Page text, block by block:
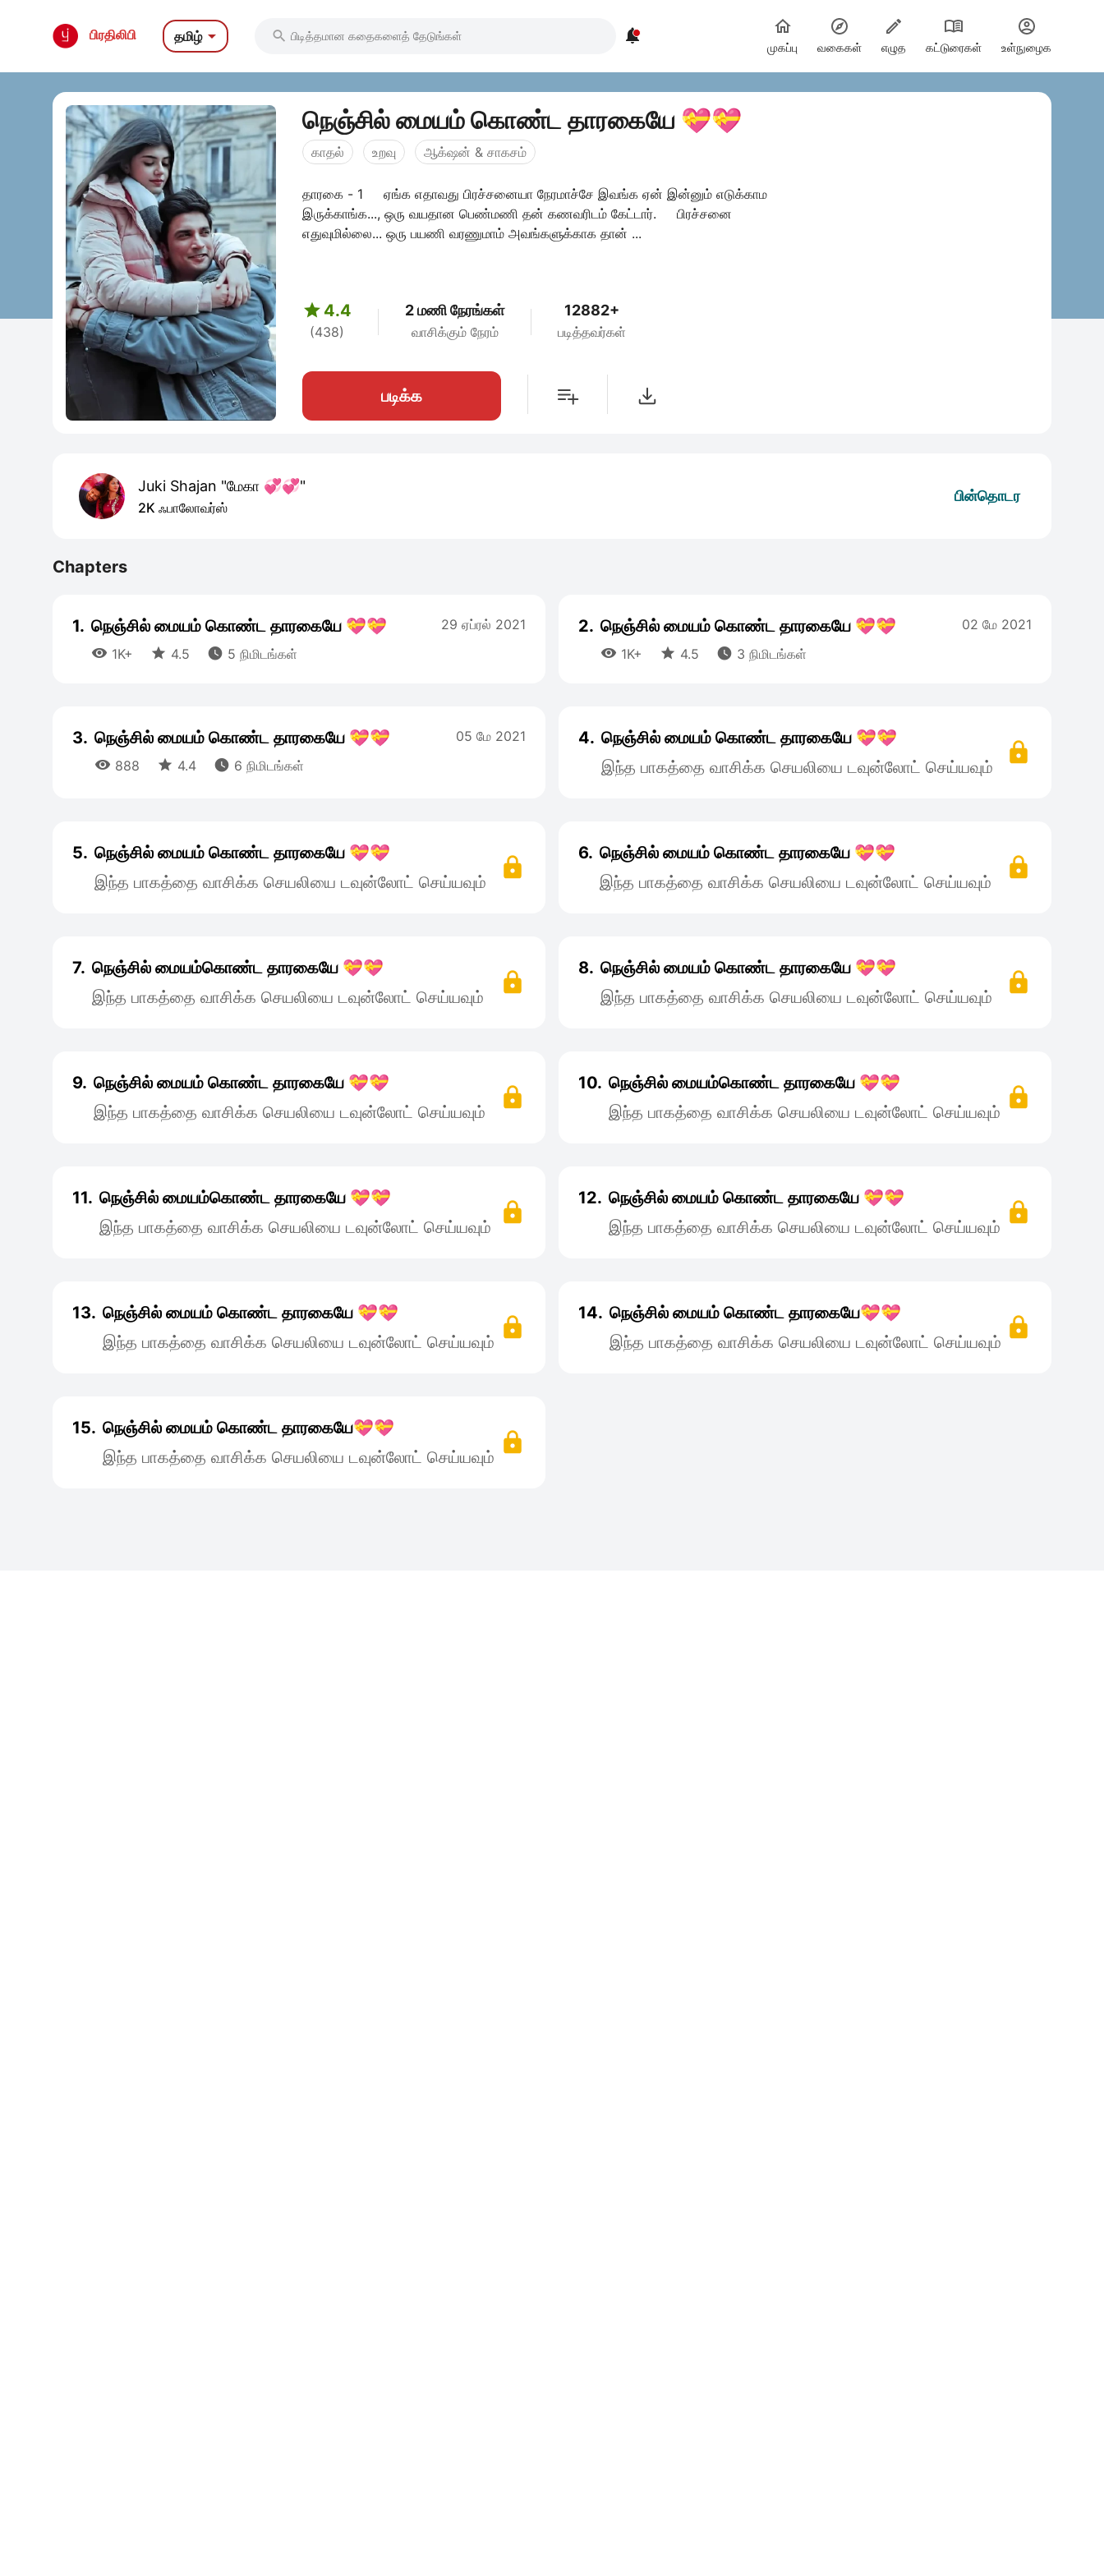
பிரதிலிபி தமிழ்  
முகப்பு வகைகள் எழுத கட்டுரைகள் உள்நுழைக
நெஞ்சில் மையம் கொண்ட தாரகையே 💝💝
காதல் உறவு ஆக்‌ஷன் & சாகசம்
தாரகை - 1 ஏங்க எதாவது பிரச்சனையா நேரமாச்சே இவங்க ஏன் இன்னும் எடுக்காம
இருக்காங்க..., ஒரு வயதான பெண்மணி தன் கணவரிடம் கேட்டார். பிரச்சனை
எதுவுமில்லை... ஒரு பயணி வரணுமாம் அவங்களுக்காக தான் ...
 4.4
(438)
2 மணி நேரங்கள்
வாசிக்கும் நேரம்
12882+
படித்தவர்கள்
படிக்க
Juki Shajan "மேகா 💞💞"
2K ஃபாலோவர்ஸ்
பின்தொடர
Chapters
1. நெஞ்சில் மையம் கொண்ட தாரகையே 💝💝
 1K+  4.5  5 நிமிடங்கள்
29 ஏப்ரல் 2021 2. நெஞ்சில் மையம் கொண்ட தாரகையே 💝💝
 1K+  4.5  3 நிமிடங்கள்
02 மே 2021
3. நெஞ்சில் மையம் கொண்ட தாரகையே 💝💝
 888  4.4  6 நிமிடங்கள்
05 மே 2021 4. நெஞ்சில் மையம் கொண்ட தாரகையே 💝💝
இந்த பாகத்தை வாசிக்க செயலியை டவுன்லோட் செய்யவும்
5. நெஞ்சில் மையம் கொண்ட தாரகையே 💝💝
இந்த பாகத்தை வாசிக்க செயலியை டவுன்லோட் செய்யவும்
6. நெஞ்சில் மையம் கொண்ட தாரகையே 💝💝
இந்த பாகத்தை வாசிக்க செயலியை டவுன்லோட் செய்யவும்
7. நெஞ்சில் மையம்கொண்ட தாரகையே 💝💝
இந்த பாகத்தை வாசிக்க செயலியை டவுன்லோட் செய்யவும்
8. நெஞ்சில் மையம் கொண்ட தாரகையே 💝💝
இந்த பாகத்தை வாசிக்க செயலியை டவுன்லோட் செய்யவும்
9. நெஞ்சில் மையம் கொண்ட தாரகையே 💝💝
இந்த பாகத்தை வாசிக்க செயலியை டவுன்லோட் செய்யவும்
10. நெஞ்சில் மையம்கொண்ட தாரகையே 💝💝
இந்த பாகத்தை வாசிக்க செயலியை டவுன்லோட் செய்யவும்
11. நெஞ்சில் மையம்கொண்ட தாரகையே 💝💝
இந்த பாகத்தை வாசிக்க செயலியை டவுன்லோட் செய்யவும்
12. நெஞ்சில் மையம் கொண்ட தாரகையே 💝💝
இந்த பாகத்தை வாசிக்க செயலியை டவுன்லோட் செய்யவும்
13. நெஞ்சில் மையம் கொண்ட தாரகையே 💝💝
இந்த பாகத்தை வாசிக்க செயலியை டவுன்லோட் செய்யவும்
14. நெஞ்சில் மையம் கொண்ட தாரகையே💝💝
இந்த பாகத்தை வாசிக்க செயலியை டவுன்லோட் செய்யவும்
15. நெஞ்சில் மையம் கொண்ட தாரகையே💝💝
இந்த பாகத்தை வாசிக்க செயலியை டவுன்லோட் செய்யவும்